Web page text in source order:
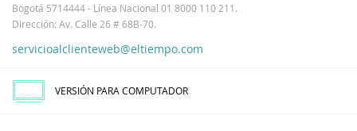
Bogotá 5714444 - Línea Nacional 01 8000 110 211.
Dirección: Av. Calle 26 # 68B-70.
servicioalclienteweb@eltiempo.com
VERSIÓN PARA COMPUTADOR